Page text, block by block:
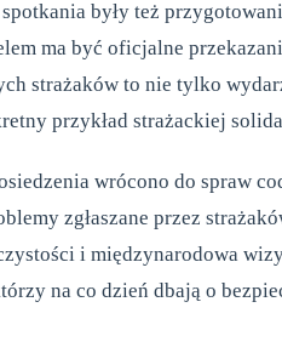
były też
ma być oficjalne
strażaków to nie tylko
przykład strażackiej
wrócono do spraw
zgłaszane przez
i międzynarodowa
na co dzień dbają o